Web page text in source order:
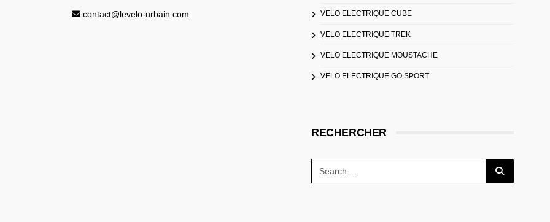
contact@levelo-urbain.com VELO ELECTRIQUE CUBE
VELO ELECTRIQUE TREK
VELO ELECTRIQUE MOUSTACHE
VELO ELECTRIQUE GO SPORT
RECHERCHER